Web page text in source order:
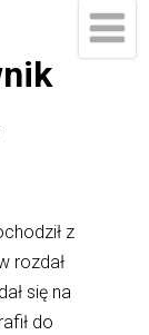
z
rozdał
się na
do